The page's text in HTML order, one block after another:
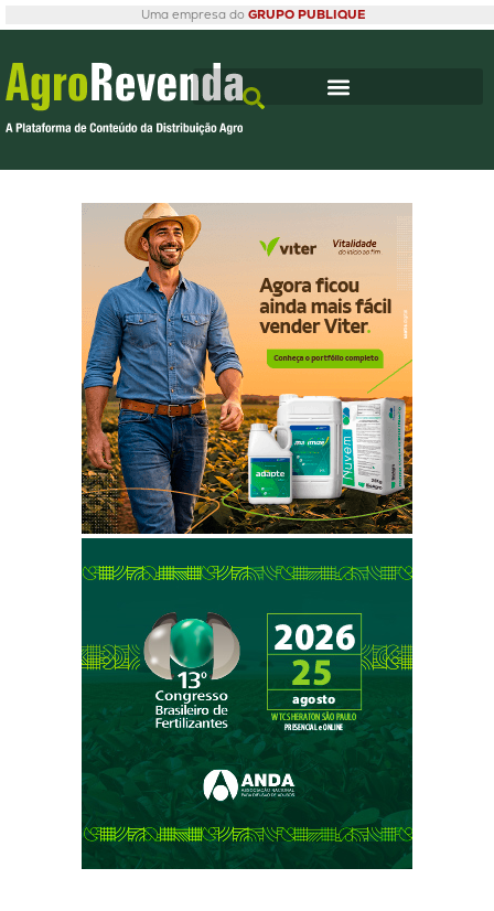
Uma empresa do GRUPO PUBLIQUE